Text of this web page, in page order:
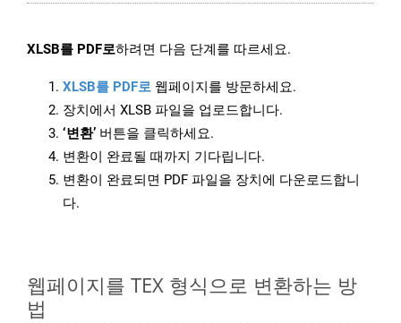
XLSB를 PDF로하려면 다음 단계를 따르세요.
XLSB를 PDF로 웹페이지를 방문하세요.
장치에서 XLSB 파일을 업로드합니다.
‘변환’ 버튼을 클릭하세요.
변환이 완료될 때까지 기다립니다.
변환이 완료되면 PDF 파일을 장치에 다운로드합니
다.
웹페이지를 TEX 형식으로 변환하는 방
법